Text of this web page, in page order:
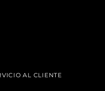
AL CLIENTE